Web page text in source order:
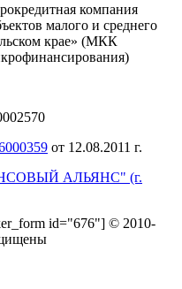
компания
малого и среднего
крае» (МКК
от 12.08.2011 г.
АЛЬЯНС" (г.
id="676"] © 2010-